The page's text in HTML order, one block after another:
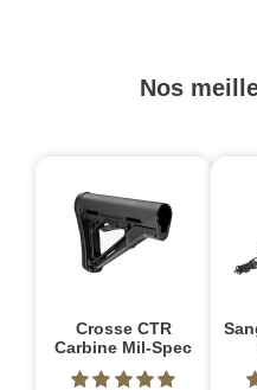
Nos
Crosse CTR
Carbine Mil-Spec